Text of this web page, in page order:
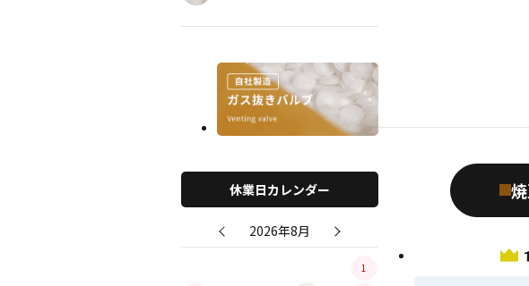
袋分と10kg袋分は
休業日カレンダー
2026年8月
1